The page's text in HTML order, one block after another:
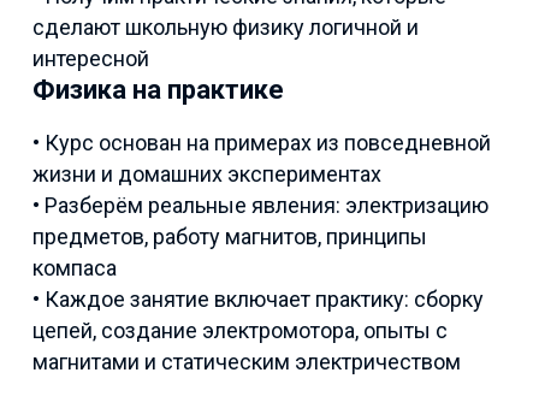
сделают школьную физику логичной и
интересной
Физика на практике
• Курс основан на примерах из повседневной
жизни и домашних экспериментах
• Разберём реальные явления: электризацию
предметов, работу магнитов, принципы
компаса
• Каждое занятие включает практику: сборку
цепей, создание электромотора, опыты с
магнитами и статическим электричеством